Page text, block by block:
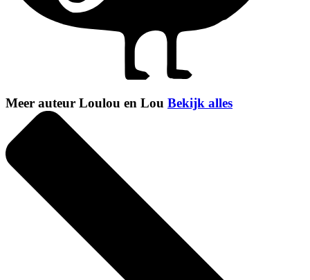
Meer auteur Loulou en Lou Bekijk alles